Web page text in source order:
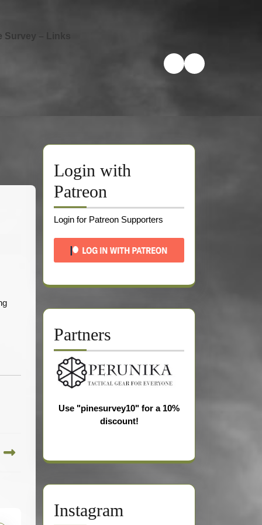
Survey – Links
Login with
Patreon
Login for Patreon Supporters
Partners
Use "pinesurvey10" for a 10%
discount!
Instagram